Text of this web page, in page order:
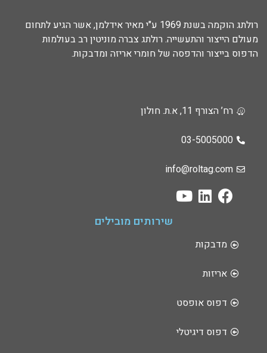
רולתג הוקמה בשנת 1969 ע"י מאיר אידלמן, אשר הגיע לתחום
מעולם הייצור והתעשייה. רולתג צברה מוניטין רב בעולמות
הדפוס בייצור והדפסה של חומרי אריזה ומדבקות.
רח’ הצורף 11, א.ת. חולון
03-5005000
info@roltag.com
שירותים מובילים
מדבקות
אריזות
דפוס אופסט
דפוס דיגיטלי